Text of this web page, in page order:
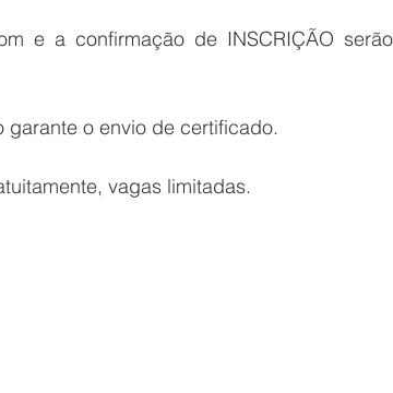
e a confirmação de INSCRIÇÃO
garante o envio de certificado.
vagas limitadas.